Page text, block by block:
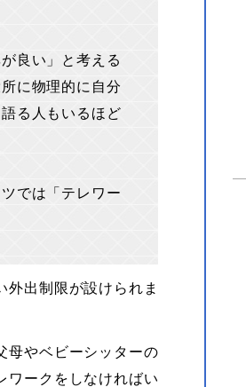
良い」と考える
に物理的に自分
る人もいるほど
では「テレワー
外出制限が設けられま
母やベビーシッターの
ワークをしなければい